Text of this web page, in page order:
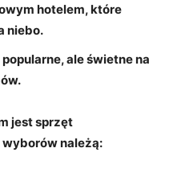
hotelem, które
niebo.
ale świetne na
jestsprzęt
wyborów należą: